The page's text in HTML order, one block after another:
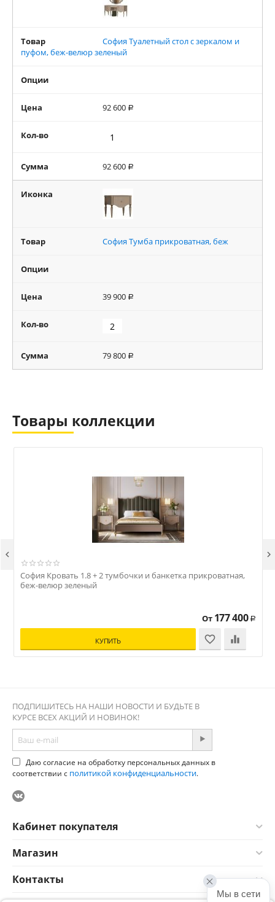
Товар
София Туалетный стол с зеркалом и
пуфом, беж-велюр зеленый
Опции
Цена 92 600 Р
Кол-во
Сумма 92 600 Р
Иконка
Товар София Тумба прикроватная, беж
Опции
Цена 39 900 Р
Кол-во
Сумма 79 800 Р
Товары коллекции
София Кровать 1.8 + 2 тумбочки и банкетка прикроватная,
беж-велюр зеленый
От 177 400 Р
КУПИТЬ
 
ПОДПИШИТЕСЬ НА НАШИ НОВОСТИ И БУДЬТЕ В
КУРСЕ ВСЕХ АКЦИЙ И НОВИНОК!
Даю согласие на обработку персональных данных в
соответствии с политикой конфиденциальности.
Кабинет покупателя
Магазин
Контакты
Мы в сети